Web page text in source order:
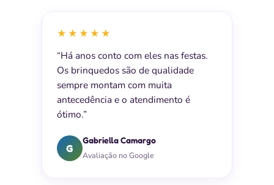
★★★★★
“Há anos conto com eles nas festas.
Os brinquedos são de qualidade
sempre montam com muita
antecedência e o atendimento é
ótimo.”
G
Gabriella Camargo
Avaliação no Google